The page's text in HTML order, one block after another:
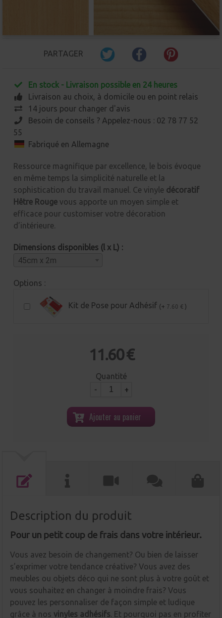
PARTAGER
En stock - Livraison possible en 24 heures
Livraison au choix, à domicile ou en point relais
14 jours pour changer d'avis
Besoin de conseils ? Appelez-nous : 02 78 77 52
55
Fabriqué en Allemagne
Ressource magnifique par excellence, le bois évoque
en même temps la simplicité naturelle et la
sophistication du travail manuel. Ce vinyle décoratif
Hêtre Rougevous apporte un moyen simple et
efficace pour customiser votre décoration
d’intérieure.
Dimensions disponibles (l x L) :
45cm x 2m
Options :
Kit de Pose pour Adhésif (+ 7.60 € )
11.60 €
Quantité
-
+
Ajouter au panier
Description du produit
Pour un petit coup de frais dans votre intérieur.
Vous avez besoin de changement? Ou bien de laisser
s’exprimer votre tendance créative? Vous avez des
meubles ou objets déco qui ne sont plus à votre goût et
vous souhaitez en changer à moindre frais? Vous
pouvez les personnaliser de façon simple et ludique
grâce à nos vinyles adhésifs. Et pourquoi pas en profiter